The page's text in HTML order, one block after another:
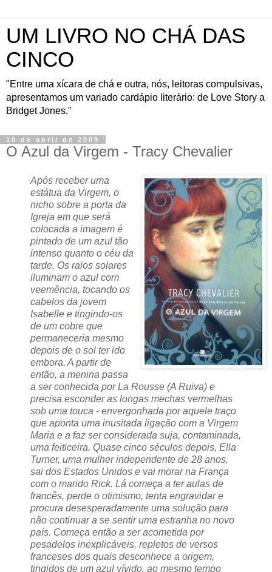
UM LIVRO NO CHÁ DAS
CINCO
"Entre uma xícara de chá e outra, nós, leitoras compulsivas,
apresentamos um variado cardápio literário: de Love Story a
Bridget Jones."
10 de abril de 2009
O Azul da Virgem - Tracy Chevalier
Após receber uma
estátua da Virgem, o
nicho sobre a porta da
Igreja em que será
colocada a imagem é
pintado de um azul tão
intenso quanto o céu da
tarde. Os raios solares
iluminam o azul com
veemência, tocando os
cabelos da jovem
Isabelle e tingindo-os
de um cobre que
permaneceria mesmo
depois de o sol ter ido
embora. A partir de
então, a menina passa
a ser conhecida por La Rousse (A Ruiva) e
precisa esconder as longas mechas vermelhas
sob uma touca - envergonhada por aquele traço
que aponta uma inusitada ligação com a Virgem
Maria e a faz ser considerada suja, contaminada,
uma feiticeira. Quase cinco séculos depois, Ella
Turner, uma mulher independente de 28 anos,
sai dos Estados Unidos e vai morar na França
com o marido Rick. Lá começa a ter aulas de
francês, perde o otimismo, tenta engravidar e
procura desesperadamente uma solução para
não continuar a se sentir uma estranha no novo
país. Começa então a ser acometida por
pesadelos inexplicáveis, repletos de versos
franceses dos quais desconhece a origem,
tingidos de um azul vívido, ao mesmo tempo